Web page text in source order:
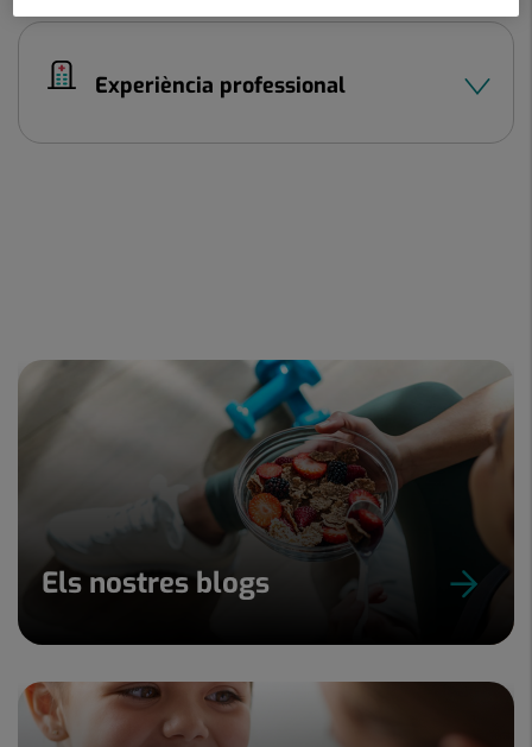
Experiència professional
Els nostres blogs